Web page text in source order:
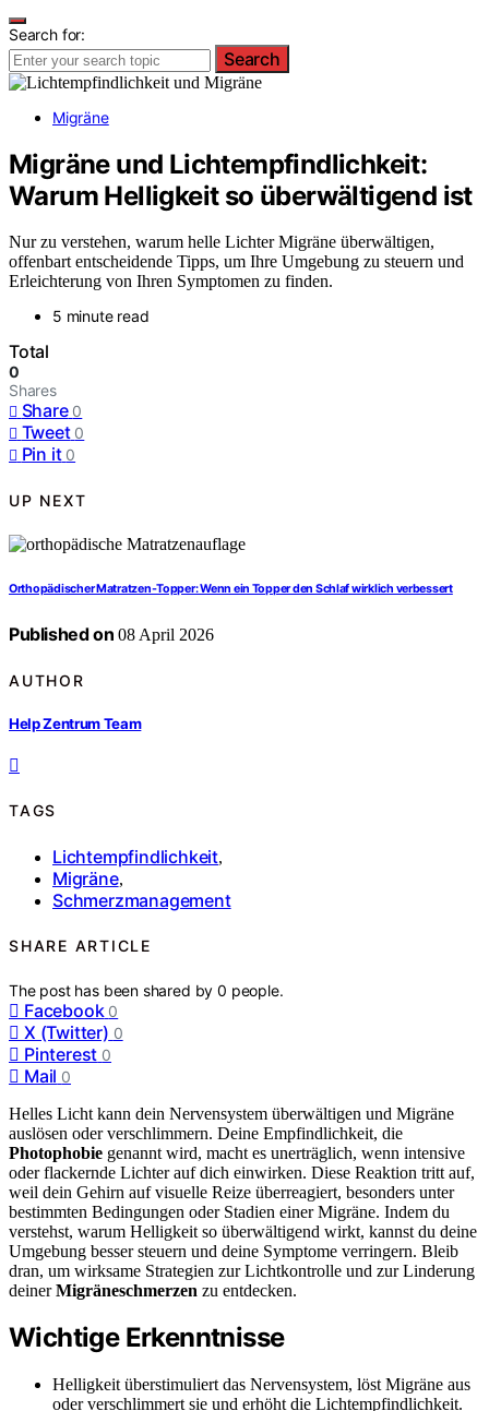
Search for:
Search
Migräne
Migräne und Lichtempfindlichkeit:
Warum Helligkeit so überwältigend ist
Nur zu verstehen, warum helle Lichter Migräne überwältigen,
offenbart entscheidende Tipps, um Ihre Umgebung zu steuern und
Erleichterung von Ihren Symptomen zu finden.
5 minute read
Total
0
Shares
Share 0
Tweet 0
Pin it 0
UP NEXT
Orthopädischer Matratzen-Topper: Wenn ein Topper den Schlaf wirklich verbessert
Published on 08 April 2026
AUTHOR
Help Zentrum Team
TAGS
Lichtempfindlichkeit,
Migräne,
Schmerzmanagement
SHARE ARTICLE
The post has been shared by0 people.
Facebook 0
X (Twitter) 0
Pinterest 0
Mail 0
Helles Licht kann dein Nervensystem überwältigen und Migräne
auslösen oder verschlimmern. Deine Empfindlichkeit, die
Photophobie genannt wird, macht es unerträglich, wenn intensive
oder flackernde Lichter auf dich einwirken. Diese Reaktion tritt auf,
weil dein Gehirn auf visuelle Reize überreagiert, besonders unter
bestimmten Bedingungen oder Stadien einer Migräne. Indem du
verstehst, warum Helligkeit so überwältigend wirkt, kannst du deine
Umgebung besser steuern und deine Symptome verringern. Bleib
dran, um wirksame Strategien zur Lichtkontrolle und zur Linderung
deinerMigräneschmerzen zu entdecken.
Wichtige Erkenntnisse
Helligkeit überstimuliert das Nervensystem, löst Migräne aus
oder verschlimmert sie und erhöht die Lichtempfindlichkeit.